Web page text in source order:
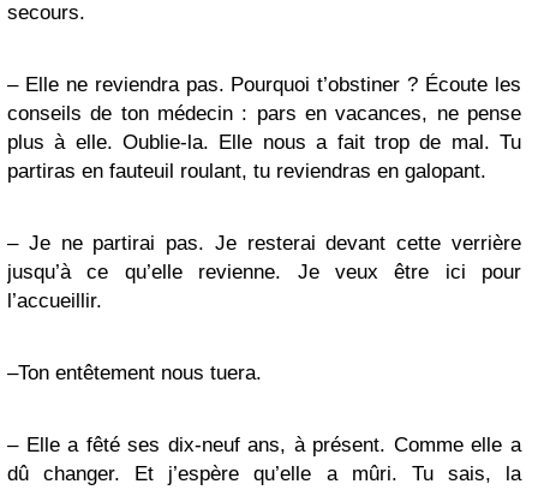
secours.
– Elle ne reviendra pas. Pourquoi t’obstiner ? Écoute les
conseils de ton médecin : pars en vacances, ne pense
plus à elle. Oublie-la. Elle nous a fait trop de mal. Tu
partiras en fauteuil roulant, tu reviendras en galopant.
– Je ne partirai pas. Je resterai devant cette verrière
jusqu’à ce qu’elle revienne. Je veux être ici pour
l’accueillir.
–Ton entêtement nous tuera.
– Elle a fêté ses dix-neuf ans, à présent. Comme elle a
dû changer. Et j’espère qu’elle a mûri. Tu sais, la